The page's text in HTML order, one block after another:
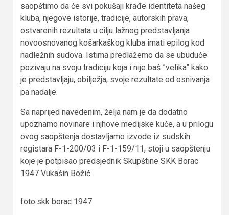
saopštimo da će svi pokušaji krađe identiteta našeg
kluba, njegove istorije, tradicije, autorskih prava,
ostvarenih rezultata u cilju lažnog predstavljanja
novoosnovanog košarkaškog kluba imati epilog kod
nadležnih sudova. Istima predlažemo da se ubuduće
pozivaju na svoju tradiciju koja i nije baš ”velika” kako
je predstavljaju, obilježja, svoje rezultate od osnivanja
pa nadalje.
Sa naprijed navedenim, želja nam je da dodatno
upoznamo novinare i njhove medijske kuće, a u prilogu
ovog saopštenja dostavljamo izvode iz sudskih
registara F-1-200/03 i F-1-159/11, stoji u saopštenju
koje je potpisao predsjednik Skupštine SKK Borac
1947 Vukašin Božić.
foto:skk borac 1947